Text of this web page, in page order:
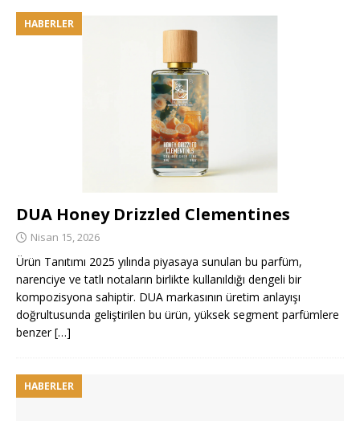
HABERLER
DUA Honey Drizzled Clementines
Nisan 15, 2026
Ürün Tanıtımı 2025 yılında piyasaya sunulan bu parfüm,
narenciye ve tatlı notaların birlikte kullanıldığı dengeli bir
kompozisyona sahiptir. DUA markasının üretim anlayışı
doğrultusunda geliştirilen bu ürün, yüksek segment parfümlere
benzer[…]
HABERLER